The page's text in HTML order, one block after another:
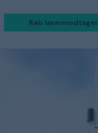
Køb lasermodtager